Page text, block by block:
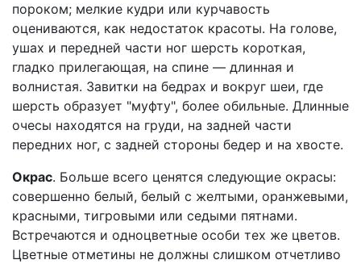
пороком; мелкие кудри или курчавость
оцениваются, как недостаток красоты. На голове,
ушах и передней части ног шерсть короткая,
гладко прилегающая, на спине — длинная и
волнистая. Завитки на бедрах и вокруг шеи, где
шерсть образует "муфту", более обильные. Длинные
очесы находятся на груди, на задней части
передних ног, с задней стороны бедер и на хвосте.
Окрас. Больше всего ценятся следующие окрасы:
совершенно белый, белый с желтыми, оранжевыми,
красными, тигровыми или седыми пятнами.
Встречаются и одноцветные особи тех же цветов.
Цветные отметины не должны слишком отчетливо